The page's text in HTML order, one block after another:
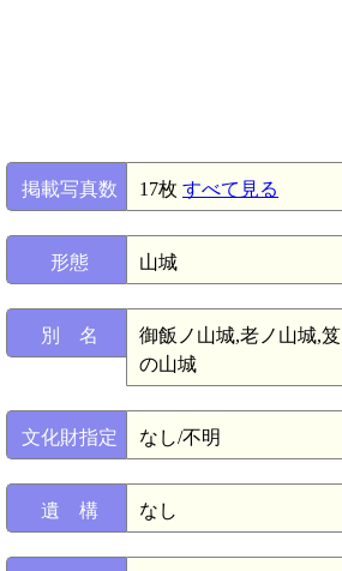
掲載写真数 17枚 すべて見る
形態 山城
別 名
御飯ノ山城,老ノ山城,笈
の山城
文化財指定 なし/不明
遺 構 なし